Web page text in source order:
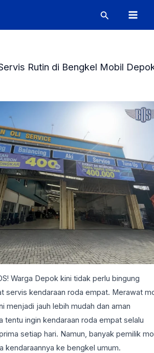
SearchMain
Rutin di Bengkel Mobil
Warga Depok kini tidak perlu bingung
servis kendaraan roda empat. Merawat
menjadi jauh lebih mudah dan aman
tentu ingin kendaraan roda empat selalu
setiap hari. Namun, banyak pemilik
kendaraannya ke bengkel umum.